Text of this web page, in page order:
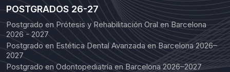
POSTGRADOS 26-27
Postgrado en Prótesis y Rehabilitación Oral en Barcelona
2026 - 2027
Postgrado en Estética Dental Avanzada en Barcelona 2026–
2027
Postgrado en Odontopediatría en Barcelona 2026–2027